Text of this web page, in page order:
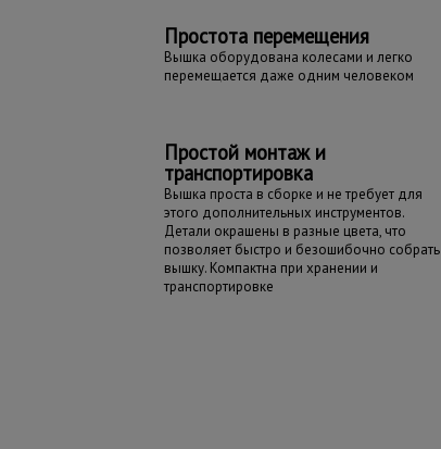
Простота перемещения
Вышка оборудована колесами и легко
перемещается даже одним человеком
Простой монтаж и
транспортировка
Вышка проста в сборке и не требует для
этого дополнительных инструментов.
Детали окрашены в разные цвета, что
позволяет быстро и безошибочно собрать
вышку. Компактна при хранении и
транспортировке